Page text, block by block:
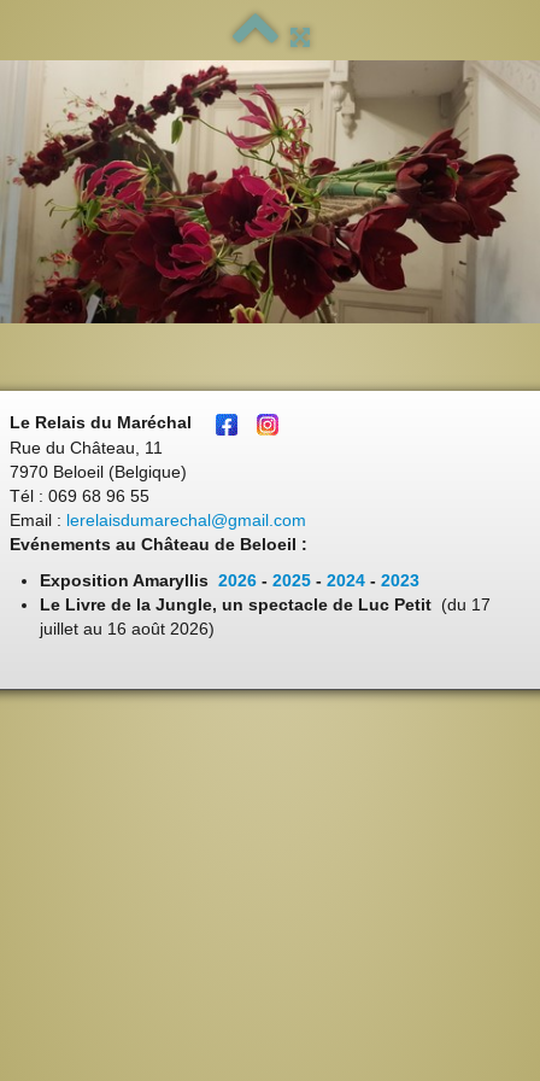
Le Relais du Maréchal
Rue du Château, 11
7970 Beloeil (Belgique)
Tél : 069 68 96 55
Email : lerelaisdumarechal@gmail.com
Evénements au Château de Beloeil :
Exposition Amaryllis 2026 - 2025 - 2024 - 2023
Le Livre de la Jungle, un spectacle de Luc Petit (du 17
juillet au 16 août 2026)